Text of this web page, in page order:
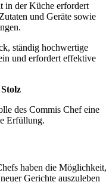
in der Küche erfordert
und Geräte sowie
ständig hochwertige
und erfordert effektive
des Commis Chef eine
Erfüllung.
haben die Möglichkeit,
Gerichte auszuleben